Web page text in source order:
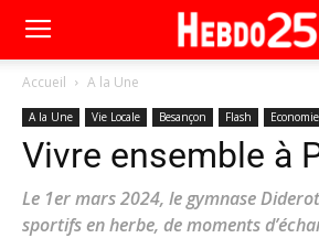
Accueil A la Une
A la Une Vie Locale Besançon Flash Economie
Vivre ensemble à
Le 1er mars 2024, le gymnase
sportifs en herbe, de moments